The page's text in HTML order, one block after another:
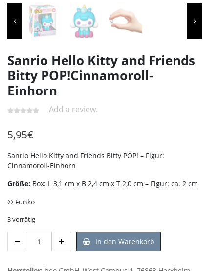
Sanrio Hello Kitty and Friends
Bitty POP!Cinnamoroll-
Einhorn
Add a review.
5,95€
Sanrio Hello Kitty and Friends Bitty POP! – Figur:
Cinnamoroll-Einhorn
Größe: Box: L 3,1 cm x B 2,4 cm x T 2,0 cm – Figur: ca. 2 cm
© Funko
3 vorrätig
Hello
and
In den Warenkorb